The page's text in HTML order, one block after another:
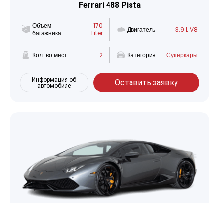
Ferrari 488 Pista
Объем
багажника
170
Liter
Двигатель 3.9 L V8
Кол-во мест 2 Категория Суперкары
Информация об
автомобиле
Оставить заявку